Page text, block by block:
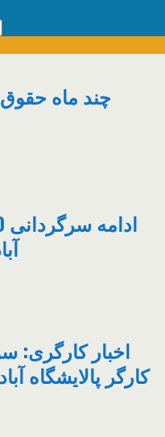
چند ماه حقوق
کارگر پالایشگاه